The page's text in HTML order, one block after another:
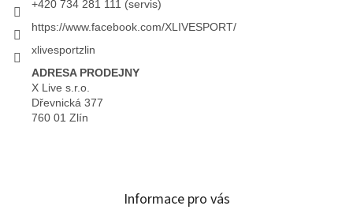
+420 734 281 111 (servis)
https://www.facebook.com/XLIVESPORT/
xlivesportzlin
ADRESA PRODEJNY
X Live s.r.o.
Dřevnická 377
760 01 Zlín
Informace pro vás